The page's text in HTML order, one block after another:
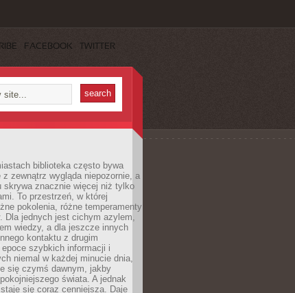
FACEBOOK TWITTER
biblioteka często bywa
zewnątrz wygląda niepozornie, a
skrywa znacznie więcej niż tylko
To przestrzeń, w której
pokolenia, różne temperamenty
Dla jednych jest cichym azylem,
wiedzy, a dla jeszcze innych
kontaktu z drugim
epoce szybkich informacji i
niemal w każdej minucie dnia,
się czymś dawnym, jakby
świata. A jednak
staje się coraz cenniejsza. Daje